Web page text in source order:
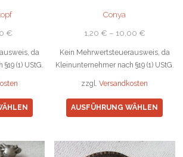
€
da
(1) UStG.
Dieses
Produkt
mehrere
Conya
1,20 € – 10,00 €
Kein Mehrwertsteuerausweis, da
Kleinunternehmer nach §19 (1) UStG.
zzgl.Versandkosten
AUSFÜHRUNG WÄHLEN